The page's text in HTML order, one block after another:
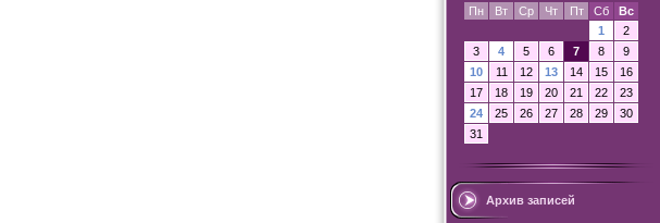
Пн
Вт Ср Чт Пт Сб
Вс
1
2
3
4 5 6 7 8
9
10
11 12 13 14 15
16
17
18 19 20 21 22
23
24
25 26 27 28 29
30
31
Архив записей